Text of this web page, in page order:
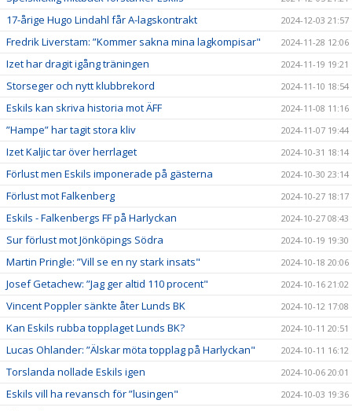
17-årige Hugo Lindahl får A-lagskontrakt 2024-12-03 21:57
Fredrik Liverstam: ”Kommer sakna mina lagkompisar" 2024-11-28 12:06
Izet har dragit igång träningen 2024-11-19 19:21
Storseger och nytt klubbrekord 2024-11-10 18:54
Eskils kan skriva historia mot ÄFF 2024-11-08 11:16
”Hampe” har tagit stora kliv 2024-11-07 19:44
Izet Kaljic tar över herrlaget 2024-10-31 18:14
Förlust men Eskils imponerade på gästerna 2024-10-30 23:14
Förlust mot Falkenberg 2024-10-27 18:17
Eskils - Falkenbergs FF på Harlyckan 2024-10-27 08:43
Sur förlust mot Jönköpings Södra 2024-10-19 19:30
Martin Pringle: ”Vill se en ny stark insats" 2024-10-18 20:06
Josef Getachew: ”Jag ger altid 110 procent" 2024-10-16 21:02
Vincent Poppler sänkte åter Lunds BK 2024-10-12 17:08
Kan Eskils rubba topplaget Lunds BK? 2024-10-11 20:51
Lucas Ohlander: ”Älskar möta topplag på Harlyckan" 2024-10-11 16:12
Torslanda nollade Eskils igen 2024-10-06 20:01
Eskils vill ha revansch för ”lusingen" 2024-10-03 19:36